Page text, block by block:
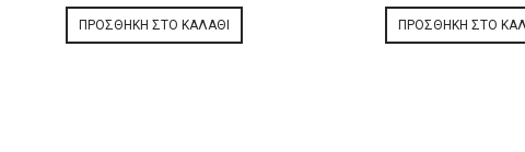
ΠΡΟΣΘΉΚΗ ΣΤΟ ΚΑΛΆΘΙ ΠΡΟΣΘΉΚΗ ΣΤΟ